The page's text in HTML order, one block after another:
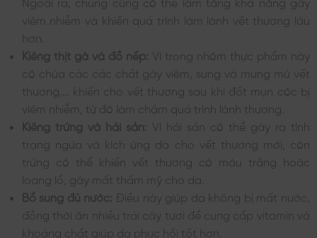
viêm nhiễm và khiến quá trình làm lành vết thương lâu
hơn.
Kiêng thịt gà và đồ nếp: Vì trong nhóm thực phẩm này
có chứa các các chất gây viêm, sưng và mưng mủ vết
thương,… khiến cho vết thương sau khi đốt mụn cóc bị
viêm nhiễm, từ đó làm chậm quá trình lành thương.
Kiêng trứng và hải sản: Vì hải sản có thể gây ra tình
trạng ngứa và kích ứng da cho vết thương mới, còn
trứng có thể khiến vết thương có màu trắng hoặc
loang lổ, gây mất thẩm mỹ cho da.
Bổ sung đủ nước: Điều này giúp da không bị mất nước,
đồng thời ăn nhiều trái cây tươi để cung cấp vitamin và
khoáng chất giúp da phục hồi tốt hơn.